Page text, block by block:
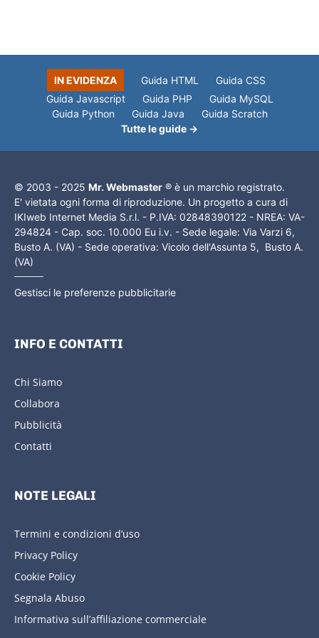
IN EVIDENZA Guida HTML
Guida CSS
Guida Javascript
Guida PHP
Guida MySQL
Guida Python
Guida Java
Guida Scratch
Tutte le guide →
© 2003 - 2025 Mr. Webmaster ® è un marchio registrato.
E' vietata ogni forma di riproduzione. Un progetto a cura di
IKIweb Internet Media S.r.l. - P.IVA: 02848390122 - NREA: VA-
294824 - Cap. soc. 10.000 Eu i.v. - Sede legale: Via Varzi 6,
Busto A. (VA) - Sede operativa: Vicolo dell'Assunta 5, Busto A.
(VA)
Gestisci le preferenze pubblicitarie
INFO E CONTATTI
Chi Siamo
Collabora
Pubblicità
Contatti
NOTE LEGALI
Termini e condizioni d’uso
Privacy Policy
Cookie Policy
Segnala Abuso
Informativa sull’affiliazione commerciale